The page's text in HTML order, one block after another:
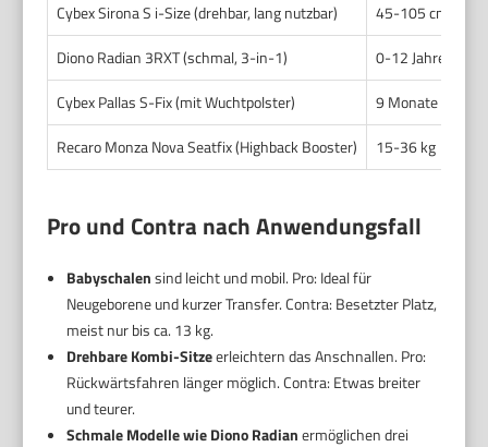
Cybex Sirona S i-Size (drehbar, lang nutzbar)
45-105 cm
Diono Radian 3RXT (schmal, 3-in-1)
0-12 Jahre, bis
Cybex Pallas S-Fix (mit Wuchtpolster)
9 Monate bis 12
Recaro Monza Nova Seatfix (Highback Booster)
15-36 kg
Pro und Contra nach Anwendungsfall
Babyschalensind leicht und mobil. Pro: Ideal für
Neugeborene und kurzer Transfer. Contra: Besetzter Platz,
meist nur bis ca. 13 kg.
Drehbare Kombi-Sitzeerleichtern das Anschnallen. Pro:
Rückwärtsfahren länger möglich. Contra: Etwas breiter
und teurer.
Schmale Modelle wie Diono Radianermöglichen drei